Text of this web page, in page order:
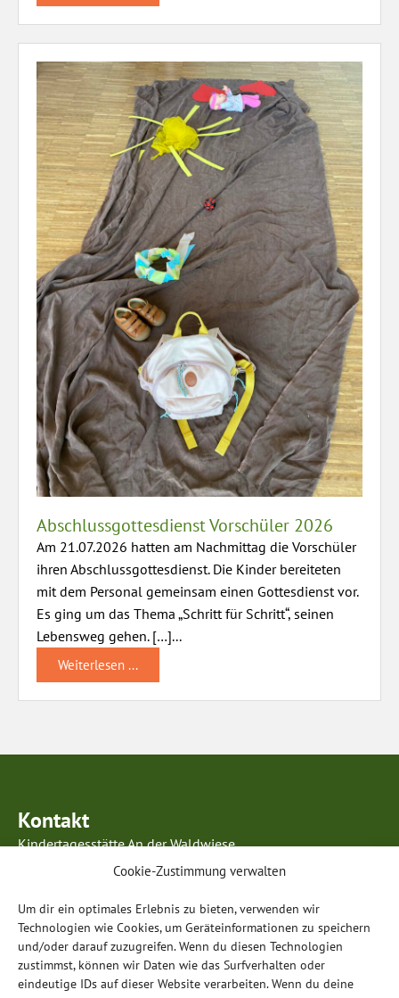
Cookie-Zustimmung verwalten
Um dir ein optimales Erlebnis zu bieten, verwenden wir
Technologien wie Cookies, um Geräteinformationen zu speichern
und/oder darauf zuzugreifen. Wenn du diesen Technologien
zustimmst, können wir Daten wie das Surfverhalten oder
eindeutige IDs auf dieser Website verarbeiten. Wenn du deine
Abschlussgottesdienst Vorschüler 2026
Am 21.07.2026 hatten am Nachmittag die Vorschüler
ihren Abschlussgottesdienst. Die Kinder bereiteten
mit dem Personal gemeinsam einen Gottesdienst vor.
Es ging um das Thema „Schritt für Schritt“, seinen
Lebensweg gehen. […]...
Weiterlesen ...
Kontakt
Kindertagesstätte An der Waldwiese
Kurmainzer Ring 63
Telefon: 0 60 28 / 99 85 96 5
E-Mail:info@anderwaldwiese-sulzbach.de
Öffnungszeiten